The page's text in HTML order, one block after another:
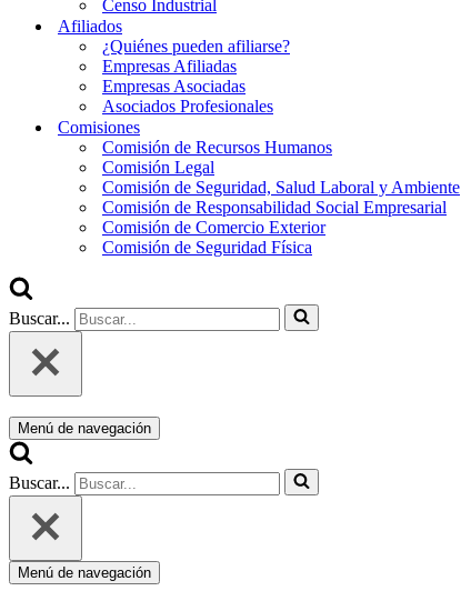
Censo Industrial
Afiliados
¿Quiénes pueden afiliarse?
Empresas Afiliadas
Empresas Asociadas
Asociados Profesionales
Comisiones
Comisión de Recursos Humanos
Comisión Legal
Comisión de Seguridad, Salud Laboral y Ambiente
Comisión de Responsabilidad Social Empresarial
Comisión de Comercio Exterior
Comisión de Seguridad Física
Buscar...
Menú de navegación
Buscar...
Menú de navegación